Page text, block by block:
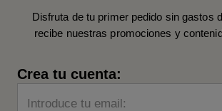
Disfruta de tu primer pedido sin gastos
recibe nuestras promociones y
Crea tu cuenta:
Introduce tu email: